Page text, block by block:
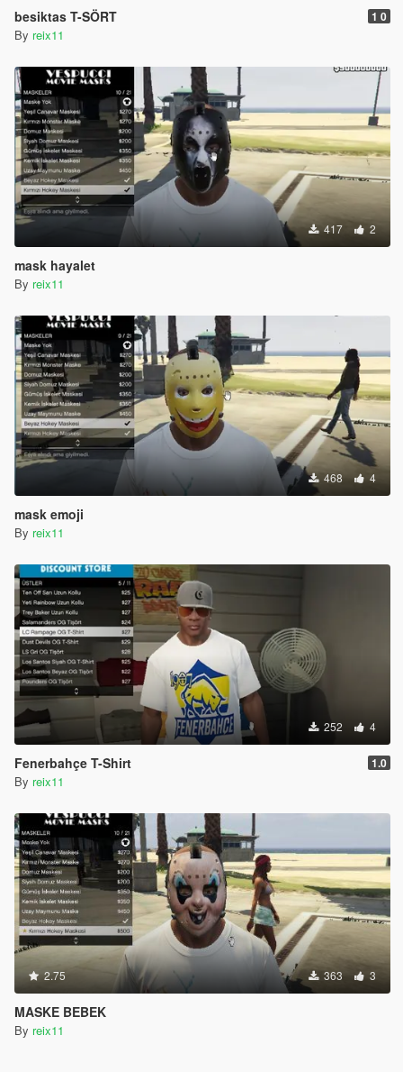
besiktas T-SÖRT 1 0
By reix11
417 2
mask hayalet
By reix11
468 4
mask emoji
By reix11
252 4
Fenerbahçe T-Shirt 1.0
By reix11
2.75 363 3
MASKE BEBEK
By reix11